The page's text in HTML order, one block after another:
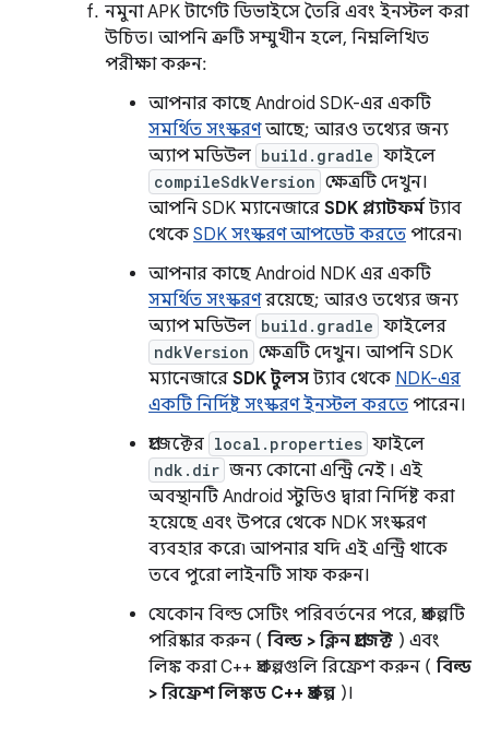
নমুনা APK টার্গেট ডিভাইসে তৈরি এবং ইনস্টল করা
উচিত। আপনি ত্রুটি সম্মুখীন হলে, নিম্নলিখিত
পরীক্ষা করুন:
আপনার কাছে Android SDK-এর একটি
সমর্থিত সংস্করণআছে; আরও তথ্যের জন্য
অ্যাপ মডিউল build.gradle ফাইলে
compileSdkVersion ক্ষেত্রটি দেখুন।
আপনি SDK ম্যানেজারে SDK প্ল্যাটফর্ম ট্যাব
থেকে SDK সংস্করণ আপডেট করতে পারেন৷
আপনার কাছে Android NDK এর একটি
সমর্থিত সংস্করণরয়েছে; আরও তথ্যের জন্য
অ্যাপ মডিউল build.gradle ফাইলের
ndkVersion ক্ষেত্রটি দেখুন। আপনি SDK
ম্যানেজারে SDK টুলস ট্যাব থেকে NDK-এর
একটি নির্দিষ্ট সংস্করণ ইনস্টল করতে পারেন।
প্রজেক্টের local.properties ফাইলে
ndk.dir জন্য কোনো এন্ট্রি নেই। এই
অবস্থানটি Android স্টুডিও দ্বারা নির্দিষ্ট করা
হয়েছে এবং উপরে থেকে NDK সংস্করণ
ব্যবহার করে৷ আপনার যদি এই এন্ট্রি থাকে
তবে পুরো লাইনটি সাফ করুন।
যেকোন বিল্ড সেটিং পরিবর্তনের পরে, প্রকল্পটি
পরিষ্কার করুন ( বিল্ড > ক্লিন প্রজেক্ট ) এবং
লিঙ্ক করা C++ প্রকল্পগুলি রিফ্রেশ করুন ( বিল্ড
> রিফ্রেশ লিঙ্কড C++ প্রকল্প)।